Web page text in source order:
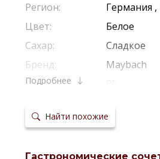
Регион:
Германия ,
Цвет:
Белое
Сахар:
Сладкое
Бренд:
Maybach
Крепость:
Виноград:
Рислинг
хранения:
Подробнее
Найти похожие
Гастрономические